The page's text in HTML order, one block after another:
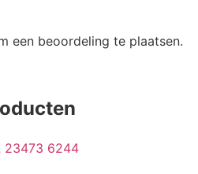
een beoordeling te plaatsen.